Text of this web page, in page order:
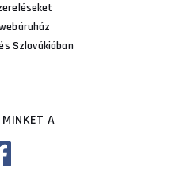
Szlovákiában
A